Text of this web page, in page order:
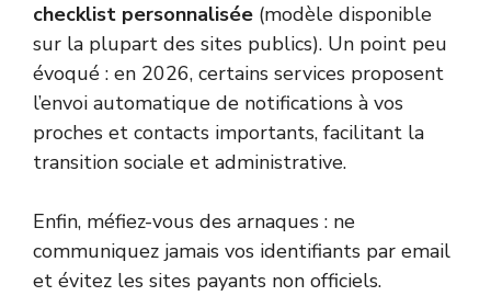
checklist personnalisée (modèle disponible
sur la plupart des sites publics). Un point peu
évoqué : en 2026, certains services proposent
l’envoi automatique de notifications à vos
proches et contacts importants, facilitant la
transition sociale et administrative.
Enfin, méfiez-vous des arnaques : ne
communiquez jamais vos identifiants par email
et évitez les sites payants non officiels.